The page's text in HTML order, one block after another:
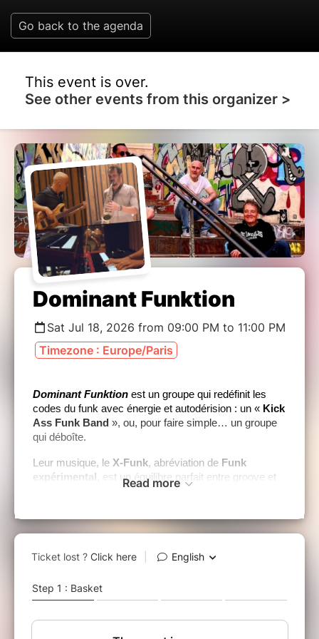
Go back to the agenda
This event is over.
See other events from this organizer >
Dominant Funktion
Sat Jul 18, 2026 from 09:00 PM to 11:00 PM
Timezone : Europe/Paris
Dominant Funktion est un groupe qui redéfinit les
codes du funk avec énergie et autodérision : un « Kick
Ass Funk Band », ou, pour faire simple… un groupe
qui déboîte.
Leur musique, le X-Funk, abréviation de Funk
expérimental
, est un équilibre parfait entre groove et
spontanéité. C’est en live, que
expérience unique. Improvisations, interactions avec
le public et une ambiance électrique. Tous se
retrouvent dans cet univers où exigence musicale et
plaisir de partager se rencontrent.
Avec leurX-Funk
Dominant Funktionrepousse les frontières du genre
et rappelle que la musique est avant tout là pour
Read more